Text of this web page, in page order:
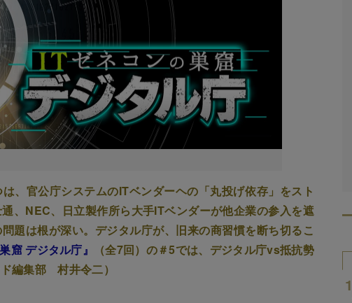
、官公庁システムのITベンダーヘの「丸投げ依存」をスト
、NEC、日立製作所ら大手ITベンダーが他企業の参入を遮
題は根が深い。デジタル庁が、旧来の商習慣を断ち切るこ
窟 デジタル庁』
（全7回）の＃5では、デジタル庁vs抵抗勢
編集部 村井令二）